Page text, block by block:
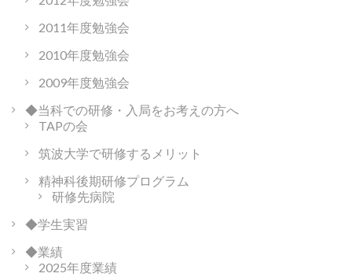
2011年度勉強会
2010年度勉強会
2009年度勉強会
◆当科での研修・入局をお考えの方へ
TAPの会
筑波大学で研修するメリット
精神科後期研修プログラム
研修先病院
◆学生実習
◆業績
2025年度業績